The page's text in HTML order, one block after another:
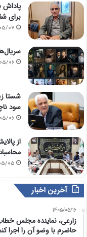
پاداش
برای
07
06
شستا
سود
06
از
05
آخرین اخبار
1405/05/16
زارعی، نماینده مجلس
حاضرم با وضو آن را اجرا